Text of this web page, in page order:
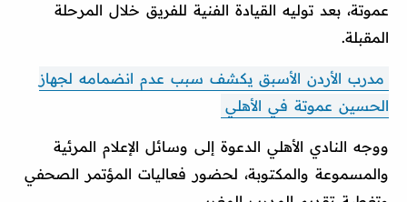
عموتة، بعد توليه القيادة الفنية للفريق خلال المرحلة
المقبلة.
مدرب الأردن الأسبق يكشف سبب عدم انضمامه لجهاز
الحسين عموتة في الأهلي
ووجه النادي الأهلي الدعوة إلى وسائل الإعلام المرئية
والمسموعة والمكتوبة، لحضور فعاليات المؤتمر الصحفي